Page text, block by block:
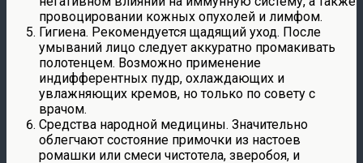
провоцировании кожных опухолей и лимфом.
Гигиена. Рекомендуется щадящий уход. После
умываний лицо следует аккуратно промакивать
полотенцем. Возможно применение
индифферентных пудр, охлаждающих и
увлажняющих кремов, но только по совету с
врачом.
Средства народной медицины. Значительно
облегчают состояние примочки из настоев
ромашки или смеси чистотела, зверобоя, и